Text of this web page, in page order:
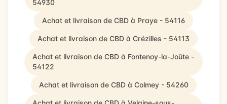
54930
Achat et livraison de CBD à Praye - 54116
Achat et livraison de CBD à Crézilles - 54113
Achat et livraison de CBD à Fontenoy-la-Joûte -
54122
Achat et livraison de CBD à Colmey - 54260